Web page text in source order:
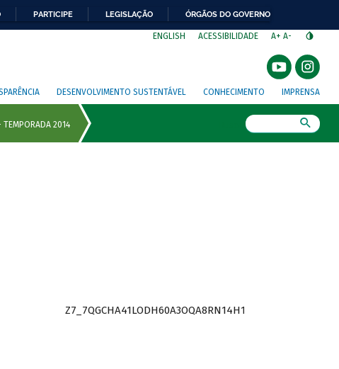
PARTICIPE LEGISLAÇÃO ÓRGÃOS DO GOVERNO
ENGLISH ACESSIBILIDADE A+ A-
DESENVOLVIMENTO SUSTENTÁVEL CONHECIMENTO IMPRENSA
Z7_7QGCHA41LODH60A3OQA8RN14H1